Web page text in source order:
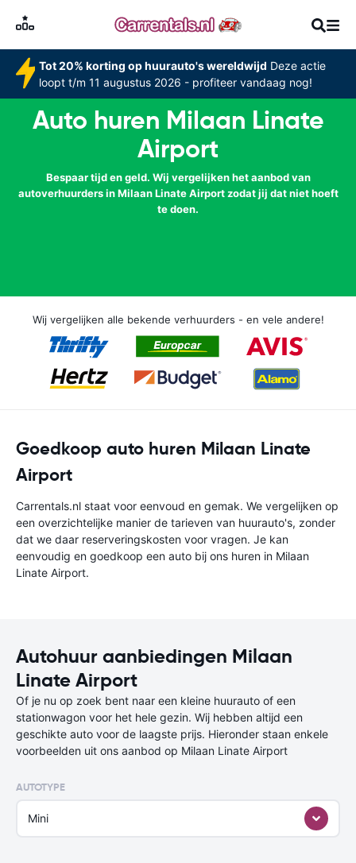
Tot 20% korting op huurauto's wereldwijd Deze actie
loopt t/m 11 augustus 2026 - profiteer vandaag nog!
Auto huren Milaan Linate
Airport
Bespaar tijd en geld. Wij vergelijken het aanbod van
autoverhuurders in Milaan Linate Airport zodat jij dat niet hoeft
te doen.
Wij vergelijken alle bekende verhuurders - en vele andere!
Goedkoop auto huren Milaan Linate
Airport
Carrentals.nl staat voor eenvoud en gemak. We vergelijken op
een overzichtelijke manier de tarieven van huurauto's, zonder
dat we daar reserveringskosten voor vragen. Je kan
eenvoudig en goedkoop een auto bij ons huren in Milaan
Linate Airport.
Autohuur aanbiedingen Milaan
Linate Airport
Of je nu op zoek bent naar een kleine huurauto of een
stationwagon voor het hele gezin. Wij hebben altijd een
geschikte auto voor de laagste prijs. Hieronder staan enkele
voorbeelden uit ons aanbod op Milaan Linate Airport
AUTOTYPE
Mini